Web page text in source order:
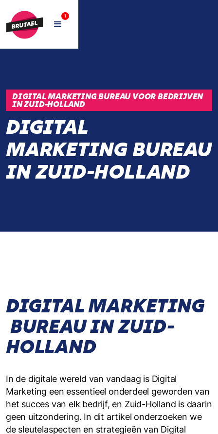
1
DIGITAL MARKETING BUREAU VOOR BEDRIJVEN
IN ZUID-HOLLAND
DIGITAL
MARKETING BUREAU
IN ZUID-HOLLAND
DIGITAL MARKETING
BUREAU IN ZUID-
HOLLAND
In de digitale wereld van vandaag is Digital
Marketing een essentieel onderdeel geworden van
het succes van elk bedrijf, en Zuid-Holland is daarin
geen uitzondering. In dit artikel onderzoeken we
de sleutelaspecten en strategieën van Digital